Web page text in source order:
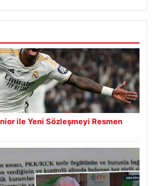
ile Yeni Sözleşmeyi Resmen